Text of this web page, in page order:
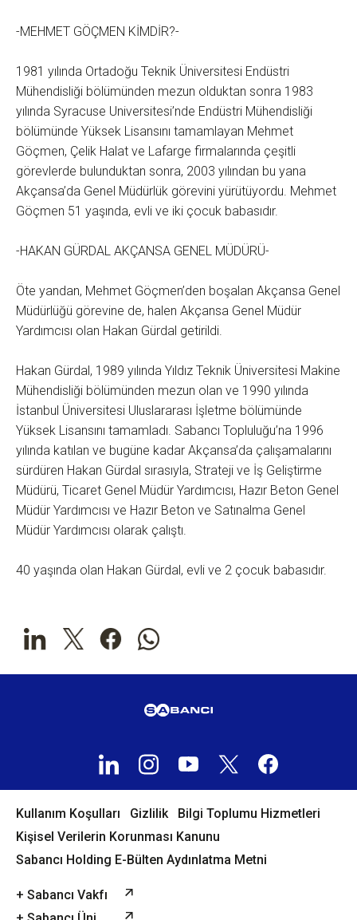
-MEHMET GÖÇMEN KİMDİR?-
1981 yılında Ortadoğu Teknik Üniversitesi Endüstri
Mühendisliği bölümünden mezun olduktan sonra 1983
yılında Syracuse Universitesi’nde Endüstri Mühendisliği
bölümünde Yüksek Lisansını tamamlayan Mehmet
Göçmen, Çelik Halat ve Lafarge firmalarında çeşitli
görevlerde bulunduktan sonra, 2003 yılından bu yana
Akçansa’da Genel Müdürlük görevini yürütüyordu. Mehmet
Göçmen 51 yaşında, evli ve iki çocuk babasıdır.
-HAKAN GÜRDAL AKÇANSA GENEL MÜDÜRÜ-
Öte yandan, Mehmet Göçmen’den boşalan Akçansa Genel
Müdürlüğü görevine de, halen Akçansa Genel Müdür
Yardımcısı olan Hakan Gürdal getirildi.
Hakan Gürdal, 1989 yılında Yıldız Teknik Üniversitesi Makine
Mühendisliği bölümünden mezun olan ve 1990 yılında
İstanbul Üniversitesi Uluslararası İşletme bölümünde
Yüksek Lisansını tamamladı. Sabancı Topluluğu’na 1996
yılında katılan ve bugüne kadar Akçansa’da çalışamalarını
sürdüren Hakan Gürdal sırasıyla, Strateji ve İş Geliştirme
Müdürü, Ticaret Genel Müdür Yardımcısı, Hazır Beton Genel
Müdür Yardımcısı ve Hazır Beton ve Satınalma Genel
Müdür Yardımcısı olarak çalıştı.
40 yaşında olan Hakan Gürdal, evli ve 2 çocuk babasıdır.
Kullanım Koşulları Gizlilik
Bilgi Toplumu Hizmetleri
Kişisel Verilerin Korunması Kanunu
Sabancı Holding E-Bülten Aydınlatma Metni
+ Sabancı Vakfı